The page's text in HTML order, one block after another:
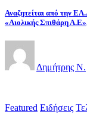
Αναζητείται από την
«Αιολικής Σπιθάρη
Δημήτρης Ν.
Featured Ειδήσεις